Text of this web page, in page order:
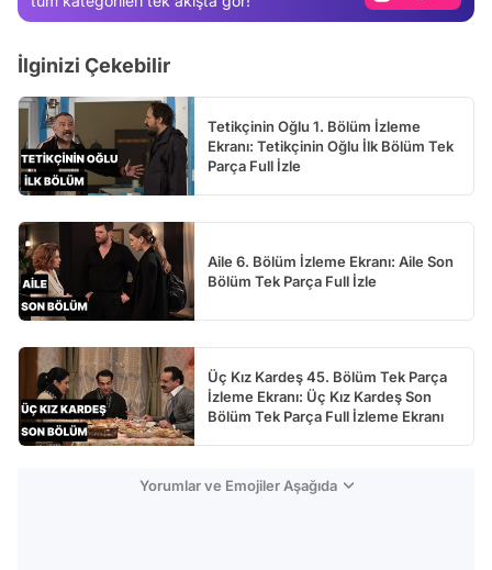
İlginizi Çekebilir
Tetikçinin Oğlu 1. Bölüm İzleme
Ekranı: Tetikçinin Oğlu İlk Bölüm Tek
Parça Full İzle
Aile 6. Bölüm İzleme Ekranı: Aile Son
Bölüm Tek Parça Full İzle
Üç Kız Kardeş 45. Bölüm Tek Parça
İzleme Ekranı: Üç Kız Kardeş Son
Bölüm Tek Parça Full İzleme Ekranı
Yorumlar ve Emojiler Aşağıda